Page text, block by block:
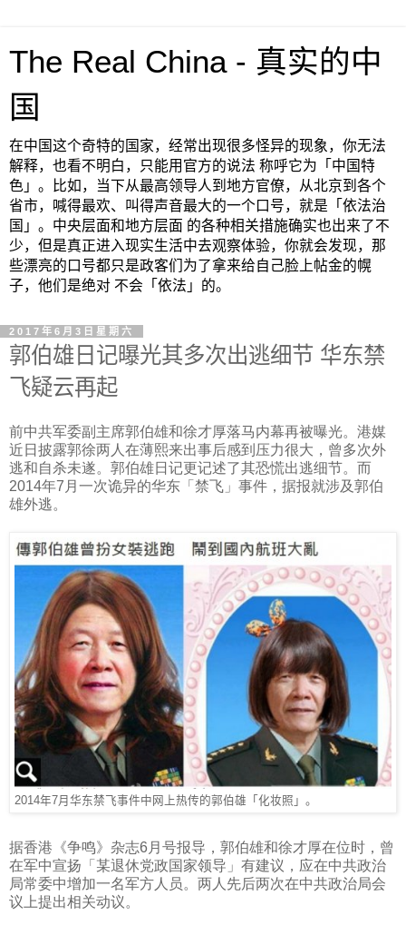
The Real China - 真实的中
国
在中国这个奇特的国家，经常出现很多怪异的现象，你无法
解释，也看不明白，只能用官方的说法 称呼它为「中国特
色」。比如，当下从最高领导人到地方官僚，从北京到各个
省市，喊得最欢、叫得声音最大的一个口号，就是「依法治
国」。中央层面和地方层面 的各种相关措施确实也出来了不
少，但是真正进入现实生活中去观察体验，你就会发现，那
些漂亮的口号都只是政客们为了拿来给自己脸上帖金的幌
子，他们是绝对 不会「依法」的。
2017年6月3日星期六
郭伯雄日记曝光其多次出逃细节 华东禁
飞疑云再起
前中共军委副主席郭伯雄和徐才厚落马内幕再被曝光。港媒
近日披露郭徐两人在薄熙来出事后感到压力很大，曾多次外
逃和自杀未遂。郭伯雄日记更记述了其恐慌出逃细节。而
2014年7 月一次诡异的华东「禁飞」事件，据报就涉及郭伯
雄外逃。
2014年7月华东禁飞事件中网上热传的郭伯雄「化妆照」。
据香港《争鸣》杂志6 月号报导，郭伯雄和徐才厚在位时，曾
在军中宣扬「某退休党政国家领导」有建议，应在中共政治
局常委中增加一名军方人员。两人先后两次在中共政治局会
议上提出相关动议。